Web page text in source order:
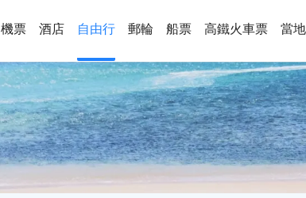
機票 酒店 自由行 郵輪 船票 高鐵火車票 當